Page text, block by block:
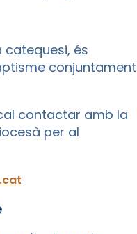
catequesi, és
conjuntament
contactar amb la
per al